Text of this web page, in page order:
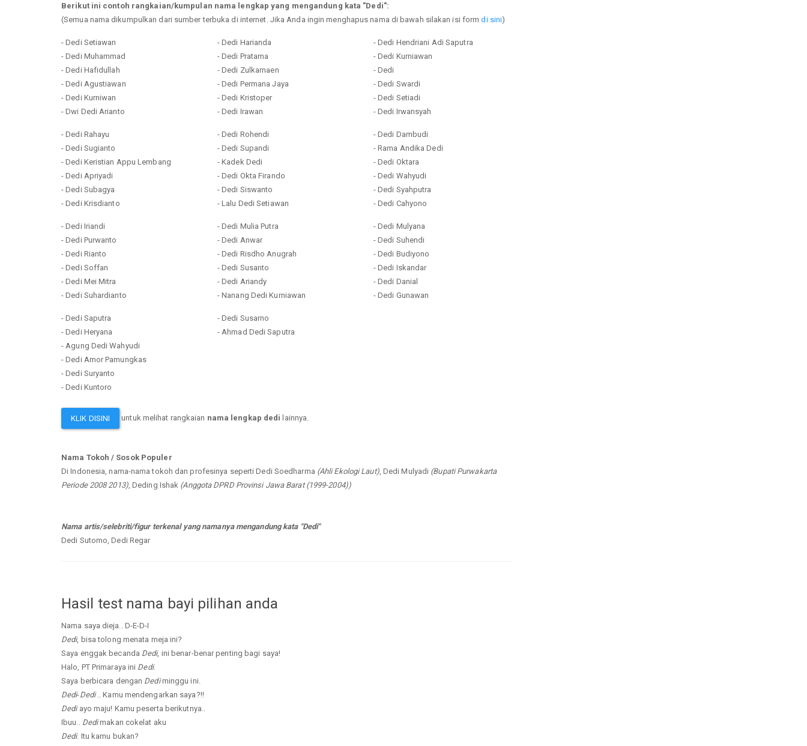
Berikut ini contoh rangkaian/kumpulan nama lengkap yang mengandung kata "Dedi":
(Semua nama dikumpulkan dari sumber terbuka di internet. Jika Anda ingin menghapus nama di bawah silakan isi formdi sini)
- Dedi Setiawan
- Dedi Muhammad
- Dedi Hafidullah
- Dedi Agustiawan
- Dedi Kurniwan
- Dwi Dedi Arianto
- Dedi Harianda
- Dedi Pratama
- Dedi Zulkarnaen
- Dedi Permana Jaya
- Dedi Kristoper
- Dedi Irawan
- Dedi Hendriani Adi Saputra
- Dedi Kurniawan
- Dedi
- Dedi Swardi
- Dedi Setiadi
- Dedi Irwansyah
- Dedi Rahayu
- Dedi Sugianto
- Dedi Keristian Appu Lembang
- Dedi Apriyadi
- Dedi Subagya
- Dedi Krisdianto
- Dedi Rohendi
- Dedi Supandi
- Kadek Dedi
- Dedi Okta Firando
- Dedi Siswanto
- Lalu Dedi Setiawan
- Dedi Dambudi
- Rama Andika Dedi
- Dedi Oktara
- Dedi Wahyudi
- Dedi Syahputra
- Dedi Cahyono
- Dedi Iriandi
- Dedi Purwanto
- Dedi Rianto
- Dedi Soffan
- Dedi Mei Mitra
- Dedi Suhardianto
- Dedi Mulia Putra
- Dedi Anwar
- Dedi Risdho Anugrah
- Dedi Susanto
- Dedi Ariandy
- Nanang Dedi Kurniawan
- Dedi Mulyana
- Dedi Suhendi
- Dedi Budiyono
- Dedi Iskandar
- Dedi Danial
- Dedi Gunawan
- Dedi Saputra
- Dedi Heryana
- Agung Dedi Wahyudi
- Dedi Amor Pamungkas
- Dedi Suryanto
- Dedi Kuntoro
- Dedi Susarno
- Ahmad Dedi Saputra
KLIK DISINI untuk melihat rangkaian nama lengkap dedi lainnya.
Nama Tokoh / Sosok Populer
Di Indonesia, nama-nama tokoh dan profesinya seperti Dedi Soedharma (Ahli Ekologi Laut), Dedi Mulyadi (Bupati Purwakarta
Periode 2008 2013), Deding Ishak (Anggota DPRD Provinsi Jawa Barat (1999-2004))
Nama artis/selebriti/figur terkenal yang namanya mengandung kata "Dedi"
Dedi Sutomo, Dedi Regar
Hasil test nama bayi pilihan anda
Nama saya dieja.. D-E-D-I
Dedi, bisa tolong menata meja ini?
Saya enggak becanda Dedi, ini benar-benar penting bagi saya!
Halo, PT Primaraya ini Dedi.
Saya berbicara dengan Dediminggu ini.
Dedi-Dedi.. Kamu mendengarkan saya?!!
Dediayo maju! Kamu peserta berikutnya..
Ibuu.. Dedimakan cokelat aku
Dedi. Itu kamu bukan?